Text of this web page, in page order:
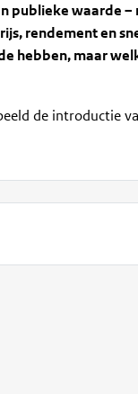
publieke waarde –
rendement en
hebben, maar
de introductie